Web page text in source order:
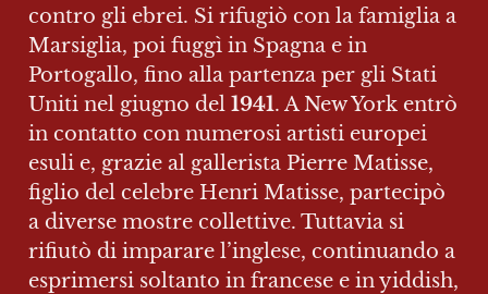
contro gli ebrei. Si rifugiò con la famiglia a
Marsiglia, poi fuggì in Spagna e in
Portogallo, fino alla partenza per gli Stati
Uniti nel giugno del 1941. A New York entrò
in contatto con numerosi artisti europei
esuli e, grazie al gallerista Pierre Matisse,
figlio del celebre Henri Matisse, partecipò
a diverse mostre collettive. Tuttavia si
rifiutò di imparare l’inglese, continuando a
esprimersi soltanto in francese e in yiddish,